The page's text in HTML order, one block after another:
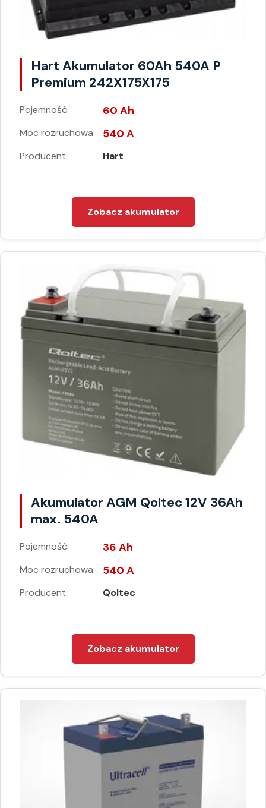
Hart Akumulator 60Ah 540A P
Premium 242X175X175
Pojemność: 60 Ah
Moc rozruchowa: 540 A
Producent: Hart
Zobacz akumulator
Akumulator AGM Qoltec 12V 36Ah
max. 540A
Pojemność: 36 Ah
Moc rozruchowa: 540 A
Producent: Qoltec
Zobacz akumulator